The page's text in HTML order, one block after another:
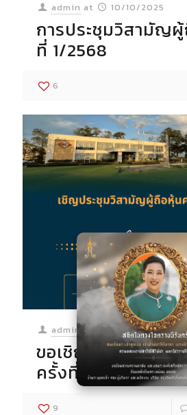
admin at 10/10/2025
การประชุมวิสามัญ
ที่ 1/2568
6
admin at 10/09/2025
ขอเชิญประชุมวิสา
ครั้งที่ 1/2568
9